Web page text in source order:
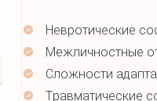
Невротические
Межличностные
Сложности
Травматические